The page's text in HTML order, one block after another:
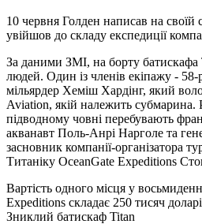
10 червня Голден написав на своїй
увійшов до складу експедиції
За даними ЗМІ, на борту батискафа
людей. Один із членів екіпажу -
мільярдер Хеміш Хардінг, який
Aviation, якій належить субмарина.
підводному човні перебувають
акванавт Поль-Анрі Нарголе та
засновник компанії-організатора
Титаніку OceanGate Expeditions
Вартість одного місця у
Expeditions складає 250 тисяч
Зниклий батискаф Titan